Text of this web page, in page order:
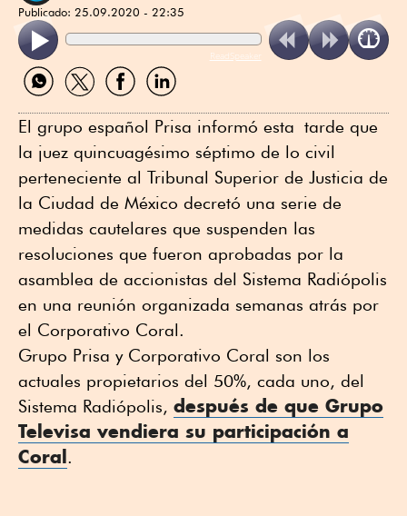
Publicado: 25.09.2020 - 22:35
ReadSpeaker
Compartir
por
Compartir
por
Compartir
por
Compartir
por
El grupo español Prisa informó esta tarde que
la juez quincuagésimo séptimo de lo civil
perteneciente al Tribunal Superior de Justicia de
la Ciudad de México decretó una serie de
medidas cautelares que suspenden las
resoluciones que fueron aprobadas por la
asamblea de accionistas del Sistema Radiópolis
en una reunión organizada semanas atrás por
el Corporativo Coral.
Grupo Prisa y Corporativo Coral son los
actuales propietarios del 50%, cada uno, del
Sistema Radiópolis, después de que Grupo
Televisa vendiera su participación a
Coral.